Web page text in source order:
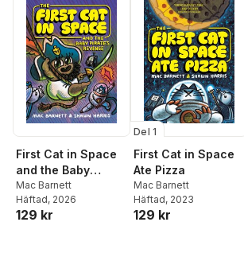
First Cat in Space
and the Baby
Pirate’s Revenge
Mac Barnett
Häftad, 2026
129 kr
Del 1
First Cat in Space
Ate Pizza
Mac Barnett
Häftad, 2023
129 kr